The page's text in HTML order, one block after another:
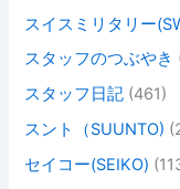
スイスミリタリー
スタッフのつぶやき
スタッフ日記 (461)
スント（SUUNTO)
セイコー(SEIKO)